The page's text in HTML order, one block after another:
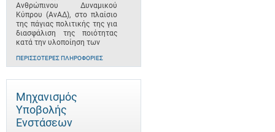
Ανθρώπινου Δυναμικού
Κύπρου (ΑνΑΔ), στο πλαίσιο
της πάγιας πολιτικής της για
διασφάλιση της ποιότητας
κατά την υλοποίηση των
ΠΕΡΙΣΣΌΤΕΡΕΣ ΠΛΗΡΟΦΟΡΊΕΣ
Μηχανισμός
Υποβολής
Ενστάσεων